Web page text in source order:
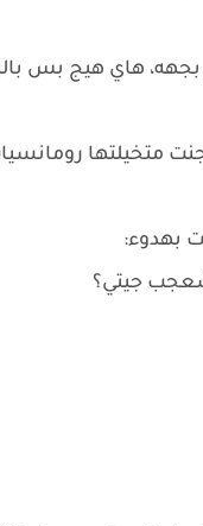
بجهه، هاي هيج بس
متخيلتها
بهدوء:
جيتي؟